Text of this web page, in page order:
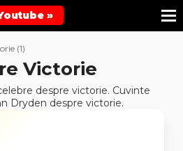
»
(1)
Victorie
despre victorie. Cuvinte
Dryden despre victorie.